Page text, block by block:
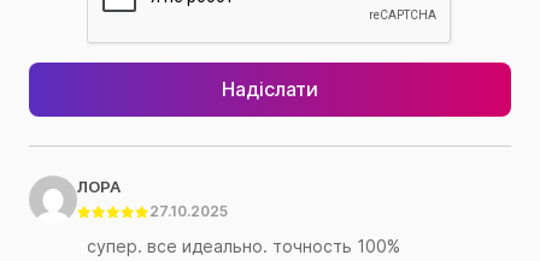
Надіслати
ЛОРА
27.10.2025
супер. все идеально. точность 100%